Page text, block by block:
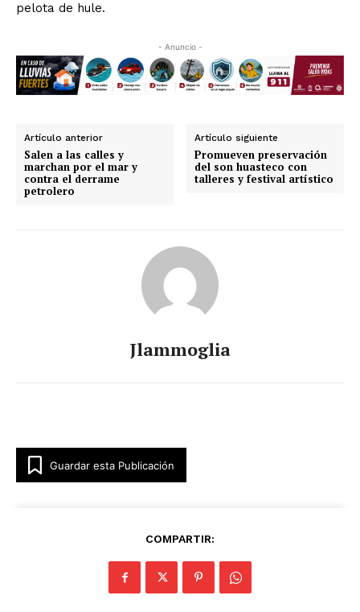
pelota de hule.
- Anuncio -
Artículo anterior
Salen a las calles y
marchan por el mar y
contra el derrame
petrolero
Artículo siguiente
Promueven preservación
del son huasteco con
talleres y festival artístico
Jlammoglia
Guardar esta Publicación
COMPARTIR: